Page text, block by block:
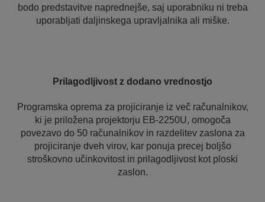
bodo predstavitve naprednejše, saj uporabniku ni treba
uporabljati daljinskega upravljalnika ali miške.
Prilagodljivost z dodano vrednostjo
Programska oprema za projiciranje iz več računalnikov,
ki je priložena projektorju EB-2250U, omogoča
povezavo do 50 računalnikov in razdelitev zaslona za
projiciranje dveh virov, kar ponuja precej boljšo
stroškovno učinkovitost in prilagodljivost kot ploski
zaslon.